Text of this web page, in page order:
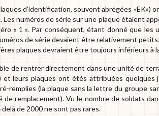
d’identification, souvent abrégées
Les numéros de série sur une plaque étaient
« 1 ». Par conséquent, étant donné que
de série devaient être relativement
plaques devraient être toujours inférieurs à
de rentrer directement dans une unité de
et leurs plaques ont étés attribuées
remplies (la plaque sans la lettre du groupe
de remplacement). Vu le nombre de soldats
de 2000 ne sont pas rares.